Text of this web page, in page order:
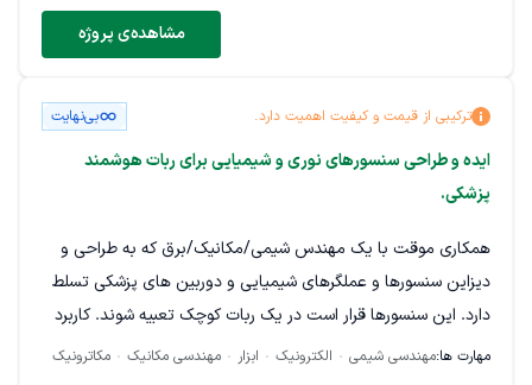
سیستم شامل سنسورها، درایورها، بردهای کنترلی و
کامپیوترEmbedded .مسلط به استانداردهای IEEE
MCCB ,AFDDو ارتینگ
مشاهده‌ی پروژه
ترکیبی از قیمت و کیفیت اهمیت دارد. بی‌نهایت
ایده و طراحی سنسورهای نوری و شیمیایی برای ربات هوشمند
پزشکی.
همکاری موقت با یک مهندس شیمی/مکانیک/برق که به طراحی و
دیزاین سنسورها و عملگرهای شیمیایی و دوربین های پزشکی تسلط
دارد. این سنسورها قرار است در یک ربات کوچک تعبیه شوند. کاربرد
این ربات پزشکی است. شرایط:
مهارت ها:مهندسی شیمی الکترونیک ابزار مهندسی مکانیک مکاترونیک